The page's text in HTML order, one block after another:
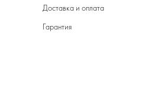
Доставка и оплата
Гарантия